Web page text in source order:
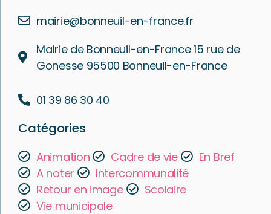
mairie@bonneuil-en-france.fr
Mairie de Bonneuil-en-France 15 rue de
Gonesse 95500 Bonneuil-en-France
01 39 86 30 40
Catégories
Animation Cadre de vie
En Bref
A noter
Intercommunalité
Retour en image
Scolaire
Vie municipale